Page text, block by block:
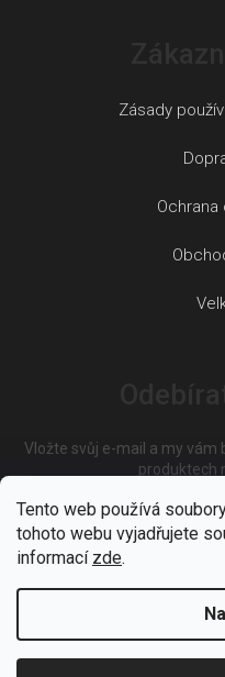
Tento web používá
tohoto webu vyjadřujete
informací zde.
Zásady
Ochrana
Vložte svůj e-mail a my
produktech
Vložením e-mailu